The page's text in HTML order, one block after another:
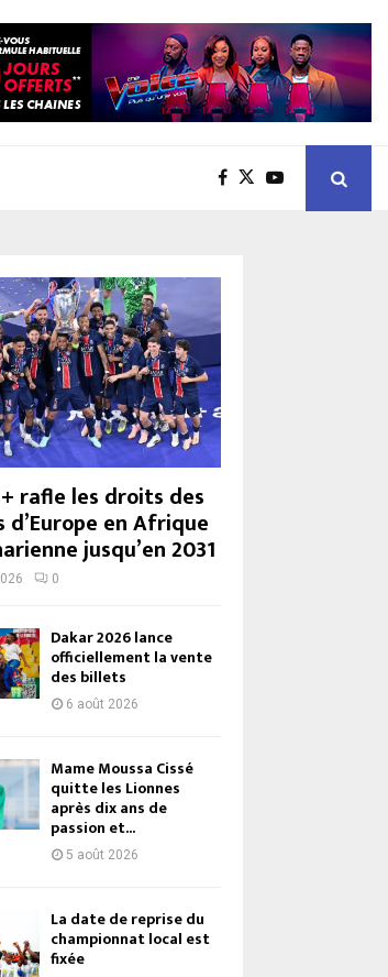
rafle les droits des
d’Europe en Afrique
jusqu’en 2031
0
Dakar 2026 lance
officiellement la vente
des billets
6 août 2026
Mame Moussa Cissé
quitte les Lionnes
après dix ans de
passion et...
5 août 2026
La date de reprise du
championnat local est
fixée